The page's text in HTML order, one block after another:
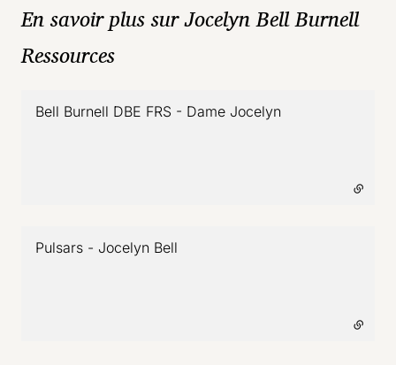
En savoir plus sur Jocelyn Bell Burnell
Ressources
Bell Burnell DBE FRS - Dame Jocelyn
Pulsars - Jocelyn Bell